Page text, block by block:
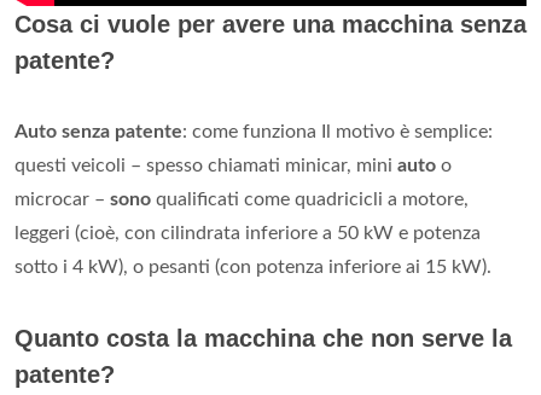
Cosa ci vuole per avere una macchina senza
patente?
Auto senza patente: come funziona Il motivo è semplice:
questi veicoli – spesso chiamati minicar, mini auto o
microcar – sono qualificati come quadricicli a motore,
leggeri (cioè, con cilindrata inferiore a 50 kW e potenza
sotto i 4 kW), o pesanti (con potenza inferiore ai 15 kW).
Quanto costa la macchina che non serve la
patente?